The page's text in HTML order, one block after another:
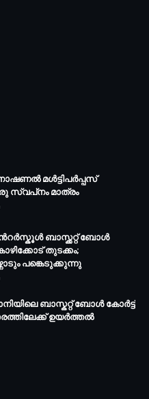
മള്‍ട്ടിപര്‍പ്പസ്
സ്വപ്‌നം മാത്രം
ബാസ്ക്കറ്റ് ബോൾ
തുടക്കം;
പങ്കെടുക്കുന്നു
ബാസ്കറ്റ് ബോള്‍ കോര്‍ട്ട്
ഉയര്‍ത്തൽ